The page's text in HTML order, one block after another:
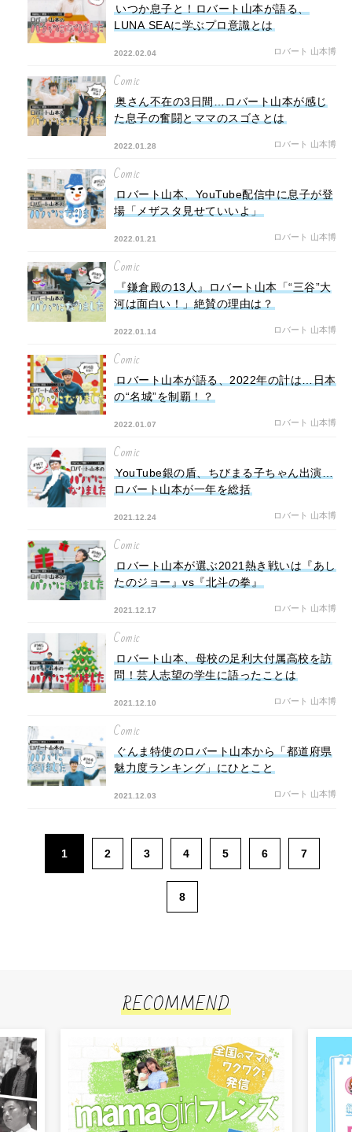
いつか息子と！ロバート山本が語る、
LUNA SEAに学ぶプロ意識とは
2022.02.04 ロバート 山本博
Comic
奥さん不在の3日間…ロバート山本が感じ
た息子の奮闘とママのスゴさとは
2022.01.28 ロバート 山本博
Comic
ロバート山本、YouTube配信中に息子が登
場「メザスタ見せていいよ」
2022.01.21 ロバート 山本博
Comic
『鎌倉殿の13人』ロバート山本「“三谷”大
河は面白い！」絶賛の理由は？
2022.01.14 ロバート 山本博
Comic
ロバート山本が語る、2022年の計は…日本
の“名城”を制覇！？
2022.01.07 ロバート 山本博
Comic
YouTube銀の盾、ちびまる子ちゃん出演…
ロバート山本が一年を総括
2021.12.24 ロバート 山本博
Comic
ロバート山本が選ぶ2021熱き戦いは『あし
たのジョー』vs『北斗の拳』
2021.12.17 ロバート 山本博
Comic
ロバート山本、母校の足利大付属高校を訪
問！芸人志望の学生に語ったことは
2021.12.10 ロバート 山本博
Comic
ぐんま特使のロバート山本から「都道府県
魅力度ランキング」にひとこと
2021.12.03 ロバート 山本博
1 2 3 4 5 6 7
8
RECOMMEND